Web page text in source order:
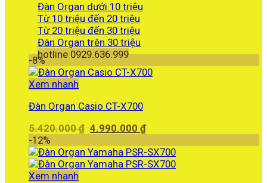
Đàn Organ dưới 10 triệu
Từ 10 triệu đến 20 triệu
Từ 20 triệu đến 30 triệu
Đàn Organ trên 30 triệu
hotline 0929.636.999
-8%
Xem nhanh
Đàn Organ Casio CT-X700
5.420.000₫ Giá
là:
5.420.000 ₫.
4.990.000₫Giá
tại
là:
-12%
Xem nhanh